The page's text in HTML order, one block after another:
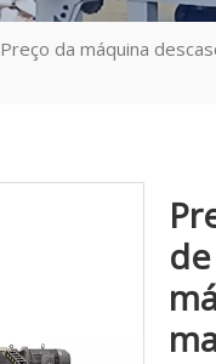
Preço da máquina